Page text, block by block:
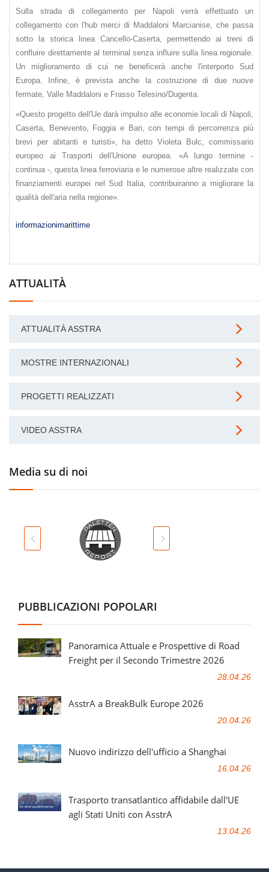
Sulla strada di collegamento per Napoli verrà effettuato un
collegamento con l'hub merci di Maddaloni Marcianise, che passa
sotto la storica linea Cancello-Caserta, permettendo ai treni di
confluire direttamente al terminal senza influire sulla linea regionale.
Un miglioramento di cui ne beneficerà anche l'interporto Sud
Europa. Infine, è prevista anche la costruzione di due nuove
fermate, Valle Maddaloni e Frasso Telesino/Dugenta.
«Questo progetto dell'Ue darà impulso alle economie locali di Napoli,
Caserta, Benevento, Foggia e Bari, con tempi di percorrenza più
brevi per abitanti e turisti», ha detto Violeta Bulc, commissario
europeo ai Trasporti dell'Unione europea. «A lungo termine -
continua -, questa linea ferroviaria e le numerose altre realizzate con
finanziamenti europei nel Sud Italia, contribuiranno a migliorare la
qualità dell'aria nella regione».
informazionimarittime
ATTUALITÀ
ATTUALITÀ ASSTRA
MOSTRE INTERNAZIONALI
PROGETTI REALIZZATI
VIDEO ASSTRA
Media su di noi
PUBBLICAZIONI POPOLARI
Panoramica Attuale e Prospettive di Road
Freight per il Secondo Trimestre 2026
28.04.26
AsstrA a BreakBulk Europe 2026
20.04.26
Nuovo indirizzo dell'ufficio a Shanghai
16.04.26
Trasporto transatlantico affidabile dall'UE
agli Stati Uniti con AsstrA
13.04.26